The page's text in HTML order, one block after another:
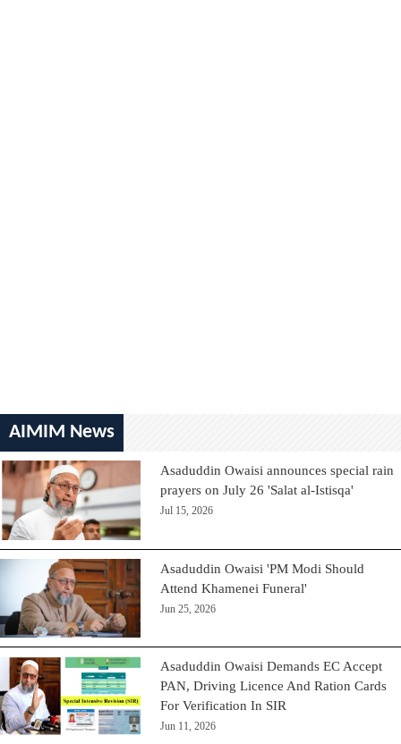
AIMIM News
Asaduddin Owaisi announces special rain
prayers on July 26 'Salat al-Istisqa'
Jul 15, 2026
Asaduddin Owaisi 'PM Modi Should
Attend Khamenei Funeral'
Jun 25, 2026
Asaduddin Owaisi Demands EC Accept
PAN, Driving Licence And Ration Cards
For Verification In SIR
Jun 11, 2026